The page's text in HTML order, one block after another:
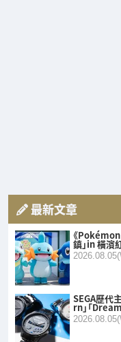
最新文章
《
鎮」in 橫濱
SEGA歷代
rn」「